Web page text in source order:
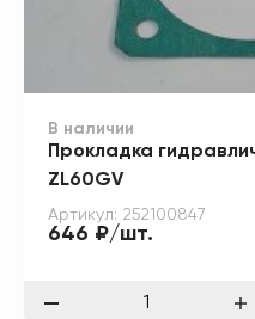
В наличии
Прокладка
ZL60GV
Артикул: 252100847
646 ₽/шт.